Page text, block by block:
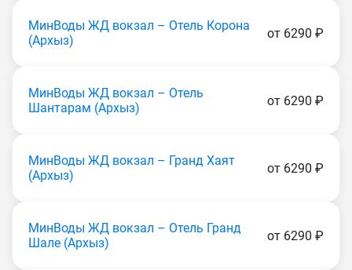
МинВоды ЖД вокзал – Отель Корона
(Apxыз)
от 6290 ₽
МинВоды ЖД вокзал – Отель
Шантарам (Apxыз)
от 6290 ₽
МинВоды ЖД вокзал – Гранд Хаят
(Apxыз)
от 6290 ₽
МинВоды ЖД вокзал – Отель Гранд
Шале (Apxыз)
от 6290 ₽